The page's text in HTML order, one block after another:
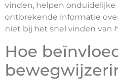
vinden, helpen
ontbrekende informatie
niet bij het snel vinden van
Hoe